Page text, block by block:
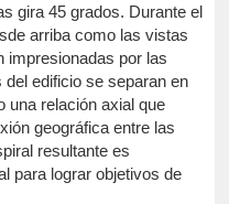
gira 45 grados. Durante el
arriba como las vistas
impresionadas por las
edificio se separan en
una relación axial que
geográfica entre las
resultante es
para lograr objetivos de